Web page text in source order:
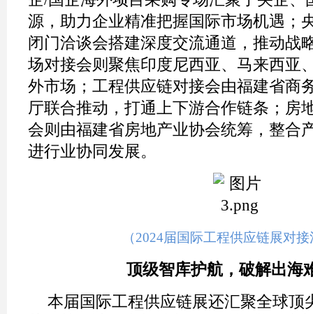
源，助力企业精准把握国际市场机遇；
闭门洽谈会搭建深度交流通道，推动战
场对接会则聚焦印度尼西亚、马来西亚
外市场；工程供应链对接会由福建省商
厅联合推动，打通上下游合作链条；房
会则由福建省房地产业协会统筹，整合
进行业协同发展。
（2024届国际工程供应链展对
顶级智库护航，破解出海
本届国际工程供应链展还汇聚全球顶